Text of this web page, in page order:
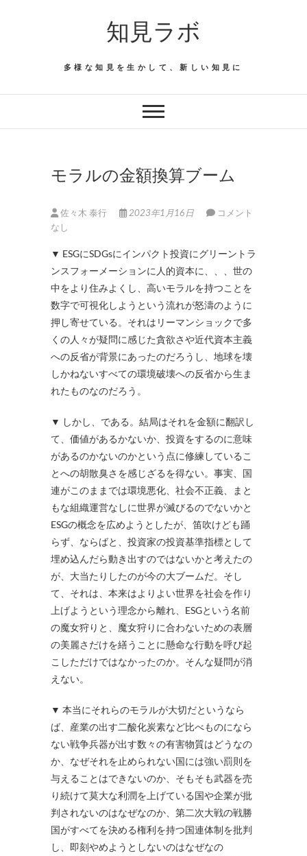
知見ラボ
多様な知見を生かして、新しい知見に
モラルの金額換算ブーム
佐々木 泰行 2023年1月16日
コメント
なし
▼ ESGにSDGsにインパクト投資にグリーントラ
ンスフォーメーションに人的資本に、、、世の
中をより住みよくし、高いモラルを持つことを
数字で可視化しようという流れが怒濤のように
押し寄せている。それはリーマンショックで多
くの人々が疑問に感じた貪欲さや近代資本主義
への反省が背景にあったのだろうし、地球を壊
しかねないすべての環境破壊への反省から生ま
れたものなのだろう。
▼ しかし、である。結局はそれを金額に翻訳し
て、価値があるかないか、投資をするのに意味
があるのかないのかという点に修練しているこ
とへの胡散臭さを感じざるを得ない。事実、国
連がこのままでは環境悪化、社会不正義、まと
もな組織運営なしに世界が滅びるのでないかと
ESGの概念を広めようとしたが、笛吹けども踊
らず、ならばと、投資家の投資基準指標として
埋め込んだら動き出すのではないかと考えたの
が、大当たりしたのが今の大ブームだ。そし
て、それは、本来はよりよい世界を社会を作り
上げようという理念から離れ、ESGという名前
の魔女狩りと、魔女狩りに合わないための表層
の美麗さだけを繕うことに懸命な行動を呼び起
こしただけではなかったのか。そんな疑問が消
えない。
▼ 本当にそれらのモラルが大切だというなら
ば、産業の出す二酸化炭素など比べものになら
ない戦争兵器が出す数々の有害物質はどうなの
か、なぜそれを止められない国には強い罰則を
与えることはできないのか、そもそも武器を売
り続けて莫大な利潤を上げている国や企業が批
判されないのはなぜなのか、第二次大戦の戦勝
国がすべてを決める権利を持つ国連体制を批判
し、即刻やめようとしないのはなぜなの